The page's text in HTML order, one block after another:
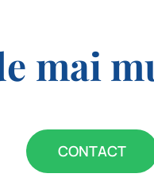
mai
CONTACT